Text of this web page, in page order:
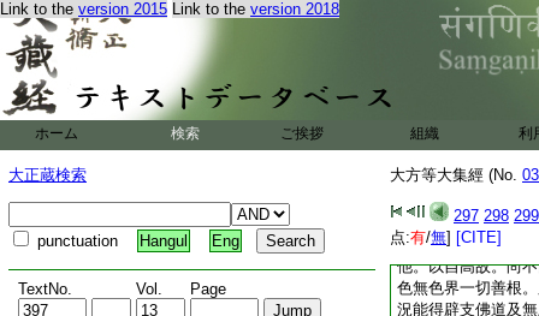
Link to the version 2015 Link to the version 2018
ホーム 検索 ご挨拶 組織 利
大正蔵検索
punctuation Hangul Eng
TextNo. Vol. Page
大方等大集經 (No.
297 298 299
点:有/無] [CITE]
非人等。於阿耨多
衆生障。法障禪障
餘。彼諸衆生。有
上道不退轉者。復
日入禪定故。一時
大福徳聚。善男子
阿耨多羅三藐三菩
俗。以世俗故尚不
他人煩惱。善男子
者。便有嫉妬求名
他。以自高故。尚
色無色界一切善根
況能得辟支佛道及